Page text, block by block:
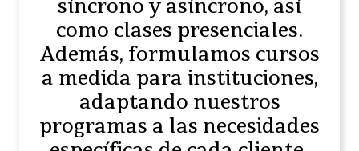
síncrono y asíncrono, así
como clases presenciales.
Además, formulamos cursos
a medida para instituciones,
adaptando nuestros
programas a las necesidades